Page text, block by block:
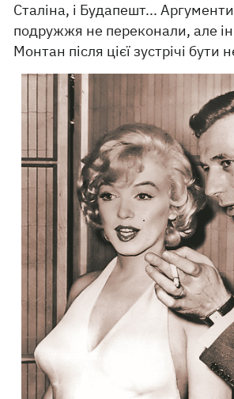
Сталіна, і Будапешт...
подружжя не переконали, але
Монтан після цієї зустрічі бути